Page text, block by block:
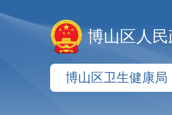
博山区人
博山区卫生健康局